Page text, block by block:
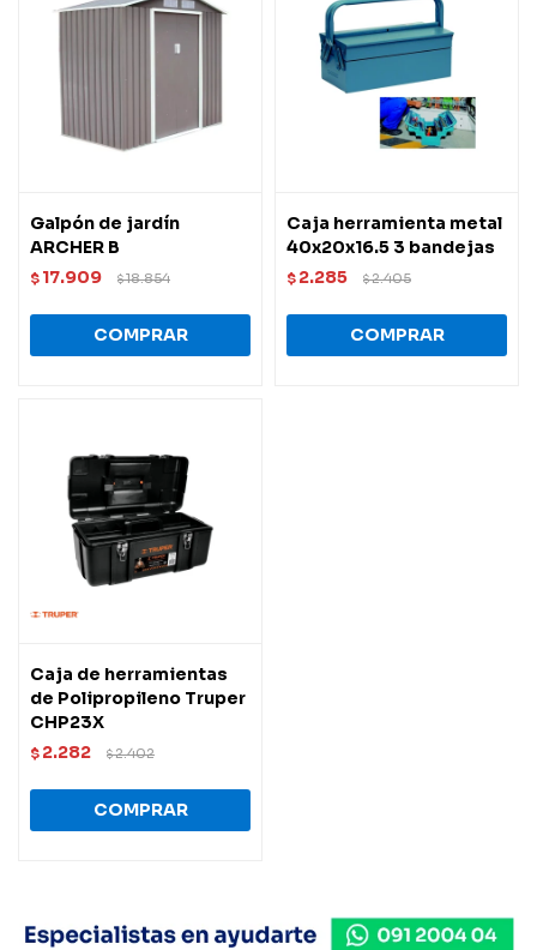
Galpón de jardín
ARCHER B
$ 17.909 $18.854
Caja herramienta metal
40x20x16.5 3 bandejas
$ 2.285 $2.405
Caja de herramientas
de Polipropileno Truper
CHP23X
$ 2.282 $2.402